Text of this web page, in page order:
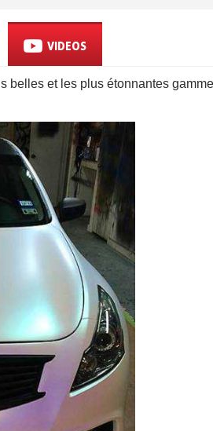
: 5€ de réduction
h en France Métropolitaine
pour 250€ d'achats
frais dès 30€ d'achats
en moins d'1 minute
obtenez des bons d'achat
à chaque commande
VIDEOS
belles et les plus étonnantes